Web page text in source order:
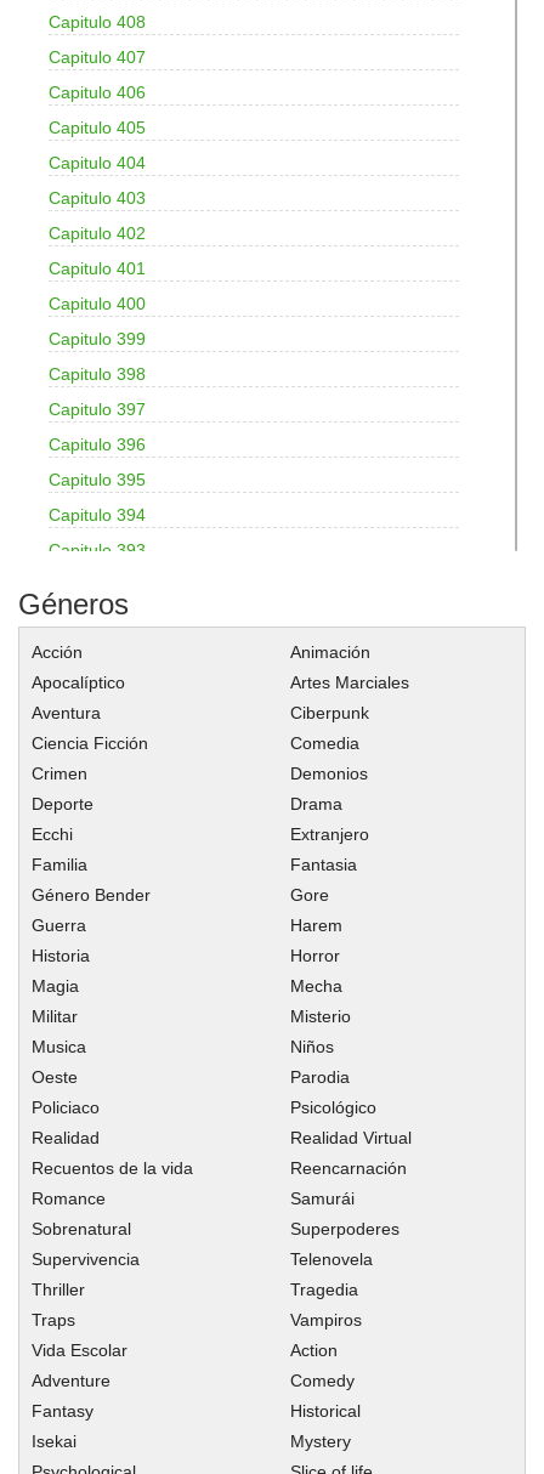
Capitulo 408
Capitulo 407
Capitulo 406
Capitulo 405
Capitulo 404
Capitulo 403
Capitulo 402
Capitulo 401
Capitulo 400
Capitulo 399
Capitulo 398
Capitulo 397
Capitulo 396
Capitulo 395
Capitulo 394
Capitulo 393
Capitulo 391
Capitulo 390
Capitulo 389
Capitulo 386
Capitulo 385
Capitulo 384
Capitulo 383
Capitulo 382
Capitulo 380
Capitulo 379
Capitulo 378
Capitulo 377
Capitulo 376
Capitulo 374
Capitulo 373
Capitulo 372
Capitulo 371
Capitulo 370
Capitulo 367
Géneros
Acción
Animación
Apocalíptico
Artes Marciales
Aventura
Ciberpunk
Ciencia Ficción
Comedia
Crimen
Demonios
Deporte
Drama
Ecchi
Extranjero
Familia
Fantasia
Género Bender
Gore
Guerra
Harem
Historia
Horror
Magia
Mecha
Militar
Misterio
Musica
Niños
Oeste
Parodia
Policiaco
Psicológico
Realidad
Realidad Virtual
Recuentos de la vida
Reencarnación
Romance
Samurái
Sobrenatural
Superpoderes
Supervivencia
Telenovela
Thriller
Tragedia
Traps
Vampiros
Vida Escolar
Action
Adventure
Comedy
Fantasy
Historical
Isekai
Mystery